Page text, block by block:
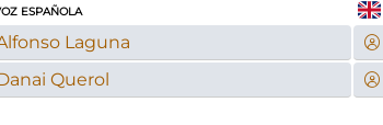
ESPAÑOLA
Laguna
Querol